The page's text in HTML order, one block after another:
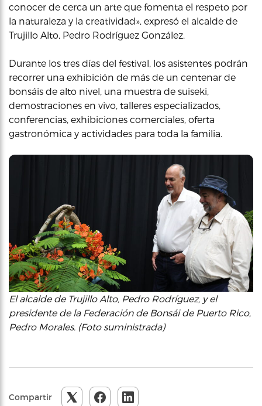
conocer de cerca un arte que fomenta el respeto por
la naturaleza y la creatividad», expresó el alcalde de
Trujillo Alto, Pedro Rodríguez González.
Durante los tres días del festival, los asistentes podrán
recorrer una exhibición de más de un centenar de
bonsáis de alto nivel, una muestra de suiseki,
demostraciones en vivo, talleres especializados,
conferencias, exhibiciones comerciales, oferta
gastronómica y actividades para toda la familia.
El alcalde de Trujillo Alto, Pedro Rodríguez, y el
presidente de la Federación de Bonsái de Puerto Rico,
Pedro Morales. (Foto suministrada)
Compartir